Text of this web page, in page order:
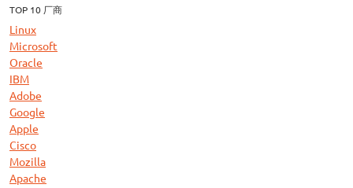
TOP 10 厂商
Linux
Microsoft
Oracle
IBM
Adobe
Google
Apple
Cisco
Mozilla
Apache